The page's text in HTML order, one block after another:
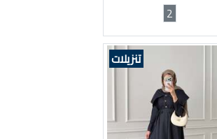
2
تنزيلات